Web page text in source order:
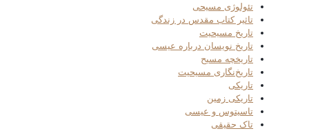
تئولوژی مسیحی
تاثیر کتاب مقدس در زندگی
تاریخ مسیحیت
تاریخ نویسان درباره عیسی
تاریخچه مسیح
تاریخ‌نگاری مسیحیت
تاریکی
تاریکی زمین
تاسیتوس و عیسی
تاک حقیقی